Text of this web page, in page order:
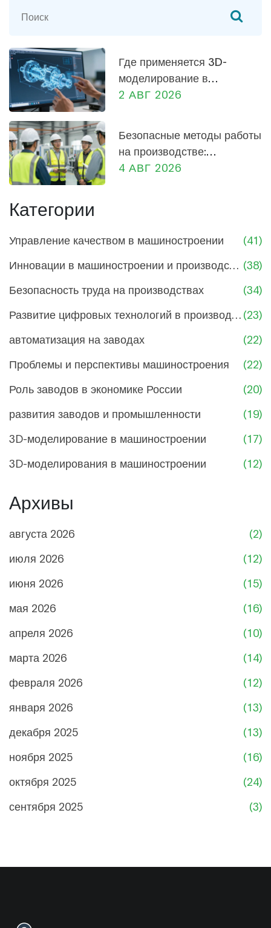
перспективной и прибыльной может быть
навыки, которые нужны, чтобы стать
востребованным специалистом в 3D-
моделировании.
Где применяется 3D-
моделирование в
машиностроении: от
2 АВГ 2026
Безопасные методы работы
на производстве:
практическое руководство
4 АВГ 2026
Категории
Управление качеством в машиностроении
(41)
Инновации в машиностроении и производстве (38)
Безопасность труда на производствах
(34)
Развитие цифровых технологий в производстве (23)
автоматизация на заводах
(22)
Проблемы и перспективы машиностроения
(22)
Роль заводов в экономике России
(20)
развития заводов и промышленности
(19)
3D-моделирование в машиностроении
(17)
3D-моделирования в машиностроении
(12)
Архивы
августа 2026
(2)
июля 2026
(12)
июня 2026
(15)
мая 2026
(16)
апреля 2026
(10)
марта 2026
(14)
февраля 2026
(12)
января 2026
(13)
декабря 2025
(13)
ноября 2025
(16)
октября 2025
(24)
сентября 2025
(3)